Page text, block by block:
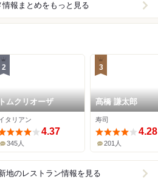
報まとめをもっと見る
2
ムクリオーザ
タリアン
4.37
345人
3
髙橋 謙太郎
寿司
4.28
201人
地のレストラン情報を見る